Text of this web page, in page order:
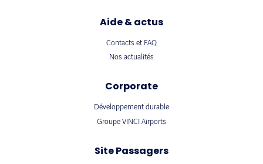
Aide & actus
Contacts et FAQ
Nos actualités
Corporate
Développement durable
Groupe VINCI Airports
Site Passagers